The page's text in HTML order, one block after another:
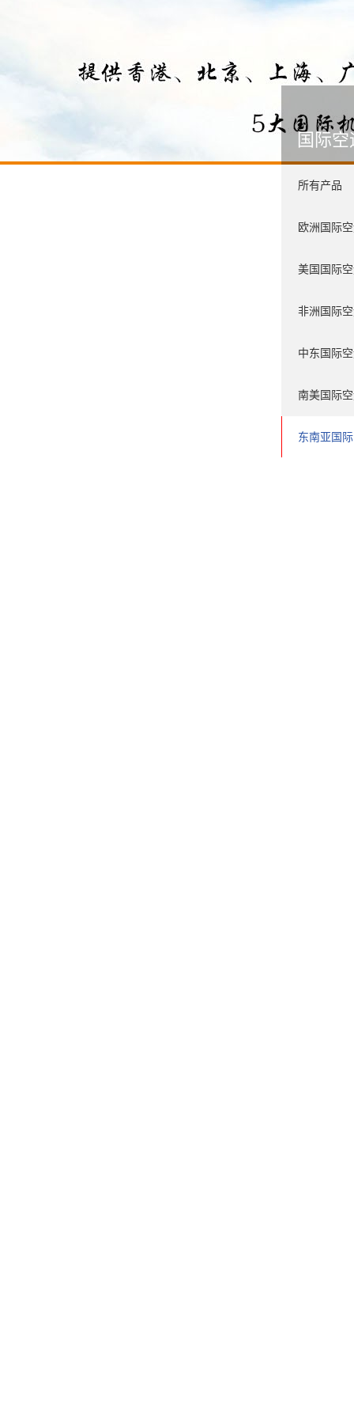
国际空
所有产品
欧洲国际
美国国际
非洲国际
中东国际
南美国际
东南亚国